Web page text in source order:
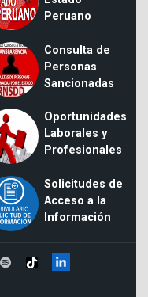
Peruano
Consulta de
Personas
Sancionadas
Oportunidades
Laborales y
Profesionales
Solicitudes de
Acceso a la
Información